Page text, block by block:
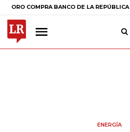
BANCO DE LA REPÚBLICA $
ENERGÍA